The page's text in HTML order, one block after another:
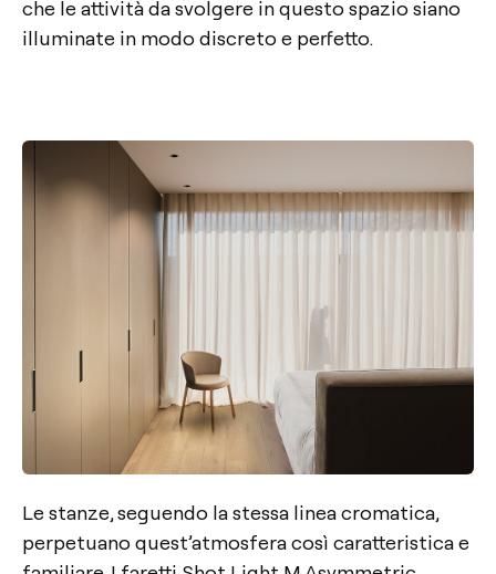
che le attività da svolgere in questo spazio siano
illuminate in modo discreto e perfetto.
Le stanze, seguendo la stessa linea cromatica,
perpetuano quest’atmosfera così caratteristica e